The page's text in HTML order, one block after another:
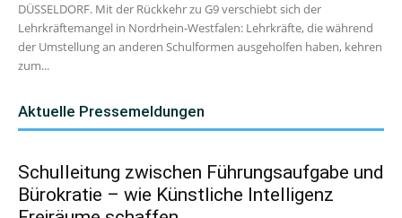
DÜSSELDORF. Mit der Rückkehr zu G9 verschiebt sich der
Lehrkräftemangel in Nordrhein-Westfalen: Lehrkräfte, die während
der Umstellung an anderen Schulformen ausgeholfen haben, kehren
zum...
Aktuelle Pressemeldungen
Schulleitung zwischen Führungsaufgabe und
Bürokratie – wie Künstliche Intelligenz